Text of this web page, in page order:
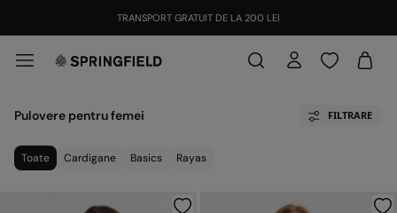
TRANSPORT GRATUIT DE LA 200 LEI
Pulovere pentru femei FILTRARE
Toate Cardigane Basics Rayas